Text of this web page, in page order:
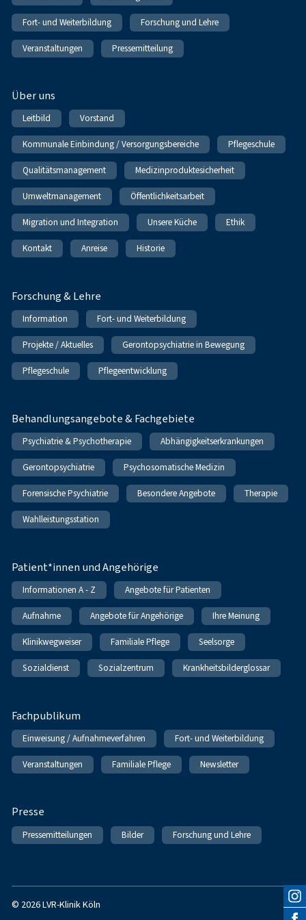
Fort- und Weiterbildung Forschung und Lehre
Veranstaltungen Pressemitteilung
Über uns
Leitbild Vorstand
Kommunale Einbindung / Versorgungsbereiche Pflegeschule
Qualitätsmanagement Medizinproduktesicherheit
Umweltmanagement Öffentlichkeitsarbeit
Migration und Integration Unsere Küche Ethik
Kontakt Anreise Historie
Forschung & Lehre
Information Fort- und Weiterbildung
Projekte / Aktuelles Gerontopsychiatrie in Bewegung
Pflegeschule Pflegeentwicklung
Behandlungsangebote & Fachgebiete
Psychiatrie & Psychotherapie Abhängigkeitserkrankungen
Gerontopsychiatrie Psychosomatische Medizin
Forensische Psychiatrie Besondere Angebote Therapie
Wahlleistungsstation
Patient*innen und Angehörige
Informationen A - Z Angebote für Patienten
Aufnahme Angebote für Angehörige Ihre Meinung
Klinikwegweiser Familiale Pflege Seelsorge
Sozialdienst Sozialzentrum Krankheitsbilderglossar
Fachpublikum
Einweisung / Aufnahmeverfahren Fort- und Weiterbildung
Veranstaltungen Familiale Pflege Newsletter
Presse
Pressemitteilungen Bilder Forschung und Lehre
© 2026 LVR-Klinik Köln